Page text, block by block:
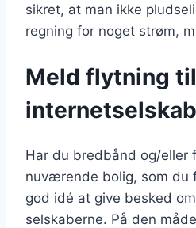
sikret, at man ikke
regning for noget strøm,
Meld flytning
internetselskab
Har du bredbånd og/eller
nuværende bolig, som du
god idé at give besked
selskaberne. På den